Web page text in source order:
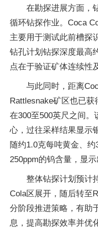
在勘探进展方面，
循环钻探作业。Coca
主要用于测试此前槽探
钻孔计划钻探深度最高
点在于验证矿体连续性
与此同时，距离
Rattlesnake矿区也已
在300至500英尺之间
心，过往采样结果显示
随约1.0克每吨黄金、
250ppm的钨含量，显
整体钻探计划预计
Cola区展开，随后转至
分阶段推进策略，有助
息，提高勘探效率并优